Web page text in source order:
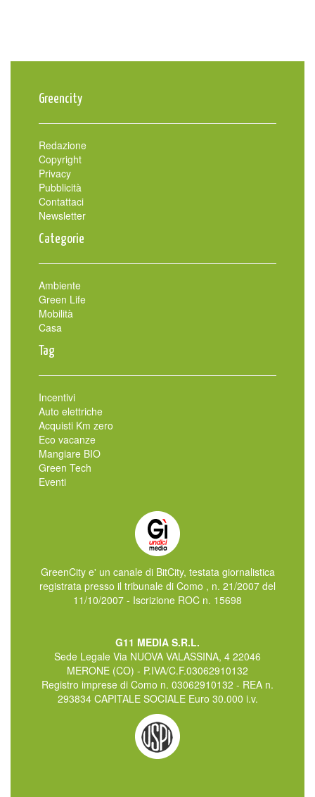
Greencity
Redazione
Copyright
Privacy
Pubblicità
Contattaci
Newsletter
Categorie
Ambiente
Green Life
Mobilità
Casa
Tag
Incentivi
Auto elettriche
Acquisti Km zero
Eco vacanze
Mangiare BIO
Green Tech
Eventi
GreenCity e' un canale di BitCity, testata giornalistica
registrata presso il tribunale di Como , n. 21/2007 del
11/10/2007 - Iscrizione ROC n. 15698
G11 MEDIA S.R.L.
Sede Legale Via NUOVA VALASSINA, 4 22046
MERONE (CO) - P.IVA/C.F.03062910132
Registro imprese di Como n. 03062910132 - REA n.
293834 CAPITALE SOCIALE Euro 30.000 i.v.